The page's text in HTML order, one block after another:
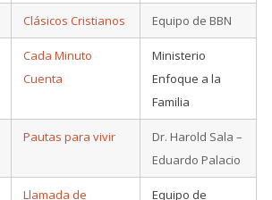
Clásicos Cristianos Equipo de BBN
Cada Minuto
Cuenta
Ministerio
Enfoque a la
Familia
Pautas para vivir
Dr. Harold Sala –
Eduardo Palacio
Llamada de
Equipo de